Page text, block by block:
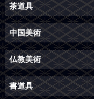
茶道具
中国美術
仏教美術
書道具